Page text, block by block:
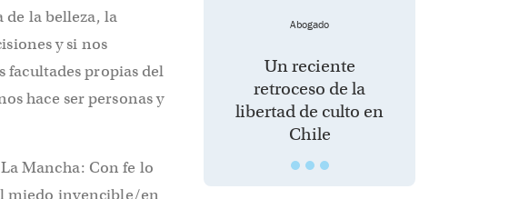
la belleza, la
y si nos
facultades propias del
hace ser personas y
Mancha: Con fe lo
miedo invencible/en
Abogado
Un reciente
retroceso de la
libertad de culto en
Chile